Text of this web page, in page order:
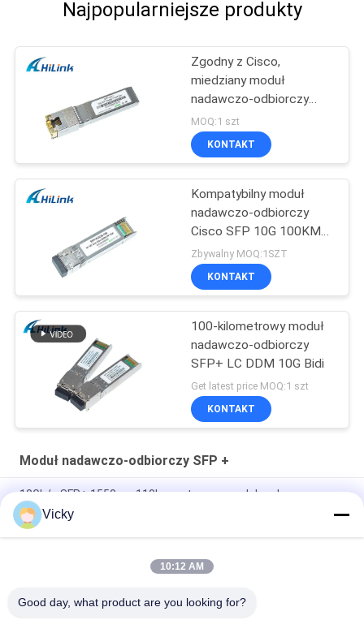
Najpopularniejsze produkty
Zgodny z Cisco,
miedziany moduł
nadawczo-odbiorczy
SFP + 10G SFP -10G-T
złącze RJ45
MOQ:1 szt
KONTAKT
Kompatybilny moduł
nadawczo-odbiorczy
Cisco SFP 10G 100KM
26db Dwdm SFP +
Zbywalny MOQ:1SZT
KONTAKT
100-kilometrowy moduł
nadawczo-odbiorczy
SFP+ LC DDM 10G Bidi
Get latest price MOQ:1 szt
KONTAKT
Moduł nadawczo-odbiorczy SFP +
10Gb/s SFP+ 1550nm 110km optyczny moduł nadawczo-
odbiorczy Zgodny z RoHS
25Gbps BIDI 40KM 1270/1310nm 40KM APD LC DOM
Vicky
10:12 AM
Good day, what product are you looking for?